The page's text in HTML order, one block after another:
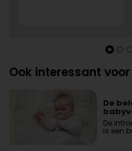
Ook interessant
De
De
is een